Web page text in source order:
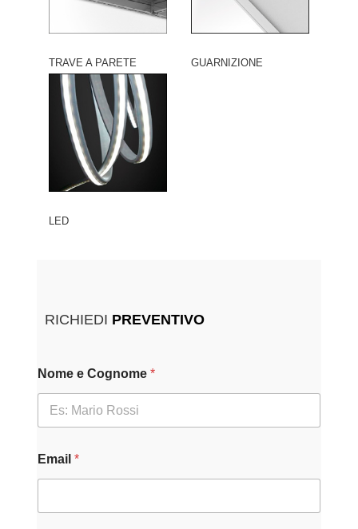
TRAVE A PARETE GUARNIZIONE
LED
RICHIEDI PREVENTIVO
Nome e Cognome *
Email *